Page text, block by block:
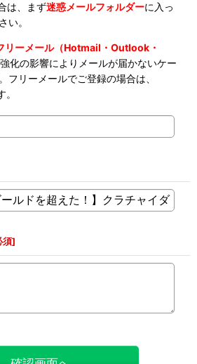
は、まず迷惑メールフォルダーに入っ
い。
リーメール（Hotmail・Outlook・
化の影響によりメールが届かないケー
フリーメールでご登録の場合は、
須]